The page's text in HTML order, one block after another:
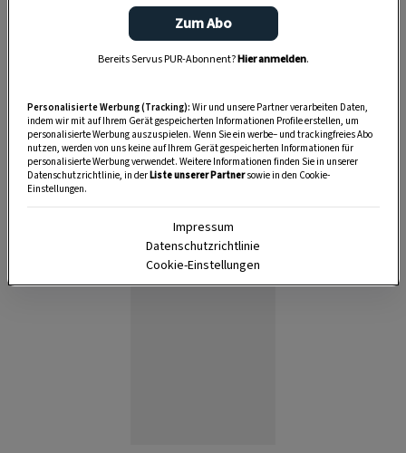
Anzeige
Zum Abo
Bereits Servus PUR-Abonnent?Hier anmelden.
Personalisierte Werbung (Tracking): Wir und unsere Partner verarbeiten Daten,
indem wir mit auf Ihrem Gerät gespeicherten Informationen Profile erstellen, um
personalisierte Werbung auszuspielen. Wenn Sie ein werbe– und trackingfreies Abo
nutzen, werden von uns keine auf Ihrem Gerät gespeicherten Informationen für
personalisierte Werbung verwendet. Weitere Informationen finden Sie in unserer
Datenschutzrichtlinie, in derListe unserer Partnersowie in den Cookie-
Einstellungen.
Impressum
Datenschutzrichtlinie
Cookie-Einstellungen